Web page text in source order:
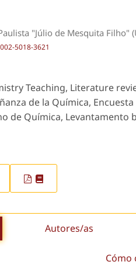
"Júlio de Mesquita Filho"
5018-3621
Teaching, Literature
de la Química,
de Química,
Autores/as
Cómo